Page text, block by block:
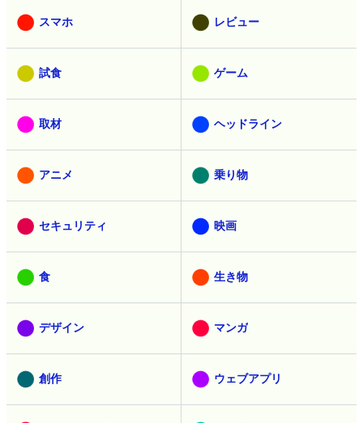
スマホ レビュー
試食 ゲーム
取材 ヘッドライン
アニメ 乗り物
セキュリティ 映画
食 生き物
デザイン マンガ
創作 ウェブアプリ